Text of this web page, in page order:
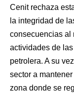
Cenit rechaza
la integridad de
consecuencias al
actividades de
petrolera. A su
sector a
zona donde se